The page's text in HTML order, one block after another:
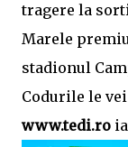
tragere la
Marele
stadionul
Codurile le
www.tedi.ro